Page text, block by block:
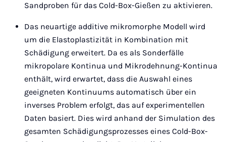
Sandproben für das Cold-Box-Gießen zu aktivieren.
Das neuartige additive mikromorphe Modell wird
um die Elastoplastizität in Kombination mit
Schädigung erweitert. Da es als Sonderfälle
mikropolare Kontinua und Mikrodehnung-Kontinua
enthält, wird erwartet, dass die Auswahl eines
geeigneten Kontinuums automatisch über ein
inverses Problem erfolgt, das auf experimentellen
Daten basiert. Dies wird anhand der Simulation des
gesamten Schädigungsprozesses eines Cold-Box-